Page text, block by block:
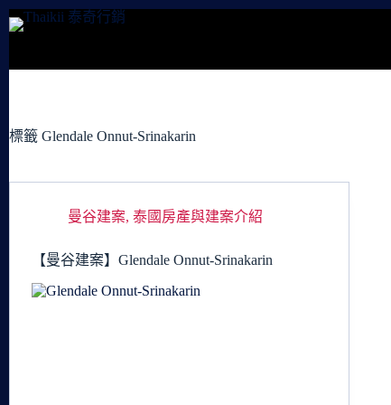
跳
容
標籤 Glendale Onnut-Srinakarin
曼谷建案, 泰國房產與建案介紹
【曼谷建案】Glendale Onnut-Srinakarin